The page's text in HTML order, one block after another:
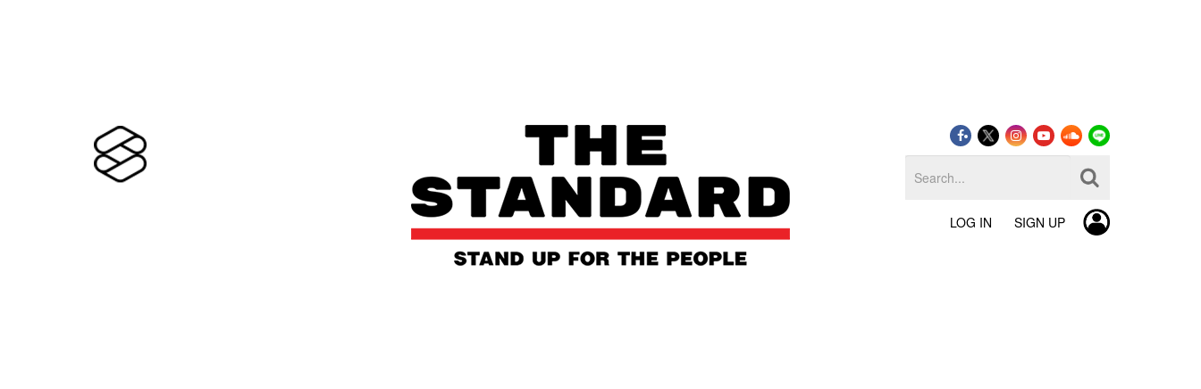
LOG IN SIGN UP